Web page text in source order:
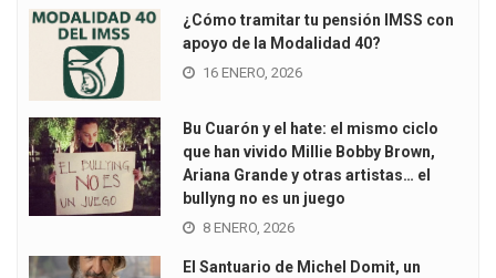
¿Cómo tramitar tu pensión IMSS con
apoyo de la Modalidad 40?
16 ENERO, 2026
Bu Cuarón y el hate: el mismo ciclo
que han vivido Millie Bobby Brown,
Ariana Grande y otras artistas… el
bullyng no es un juego
8 ENERO, 2026
El Santuario de Michel Domit, un